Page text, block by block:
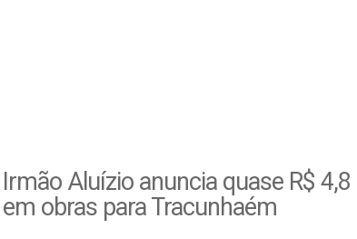
Aluízio anuncia quase R$ 4,8
obras para Tracunhaém